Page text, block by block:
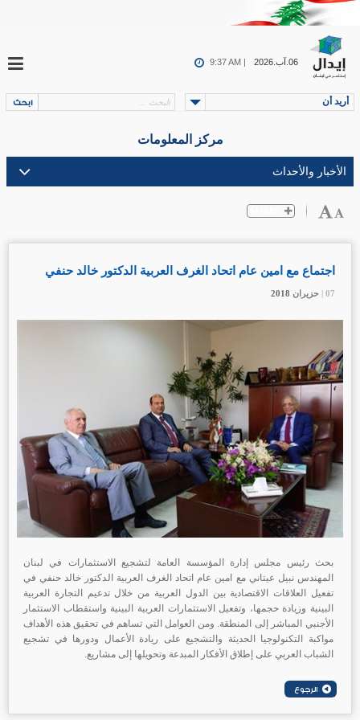
06.آب.2026 9:37 AM |
أريد أن
مركز المعلومات
07 | حزيران
اجتماع مع امين عام اتحاد الغرف العربية الدكتور خالد حنفي
07 | حزيران 07 | حزيران
بحث رئيس مجلس إدارة المؤسسة العامة لتشجيع الاستثمارات في لبنان
المهندس نبيل عيتاني مع امين عام اتحاد الغرف العربية الدكتور خالد حنفي في
تفعيل العلاقات الاقتصادية بين الدول العربية من خلال تدعيم التجارة العربية
البينية وزيادة حجمها، وتفعيل الاستثمارات العربية البينية واستقطاب الاستثمار
الأجنبي المباشر إلى المنطقة. ومن العوامل التي تساهم في تحقيق هذه الأهداف
مواكبة التكنولوجيا الحديثة والتشجيع على ريادة الأعمال ودورها في تشجيع
الشباب العربي على إطلاق الأفكار المبدعة وتحويلها إلى مشاريع.